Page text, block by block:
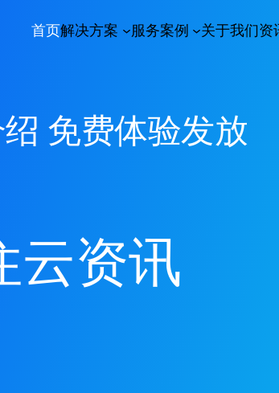
首页解决方案 服务案例 关于我们资
免费体验发放
云资讯